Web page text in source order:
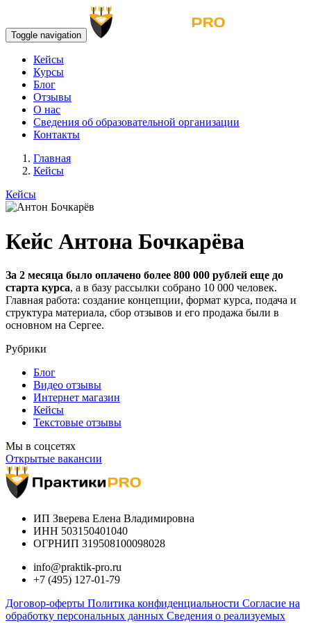
Toggle navigation
Кейсы
Курсы
Блог
Отзывы
О нас
Сведения об образовательной организации
Контакты
Главная
Кейсы
Кейсы
Кейс Антона Бочкарёва
За 2 месяца было оплачено более 800 000 рублей еще до
старта курса, а в базу рассылки собрано 10 000 человек.
Главная работа: создание концепции, формат курса, подача и
структура материала, сбор отзывов и его продажа были в
основном на Сергее.
Рубрики
Блог
Видео отзывы
Интернет магазин
Кейсы
Текстовые отзывы
Мы в соцсетях
Открытые вакансии
ИП Зверева Елена Владимировна
ИНН 503150401040
ОГРНИП 319508100098028
info@praktik-pro.ru
+7 (495) 127-01-79
Договор-оферты Политика конфиденциальности Согласие на
обработку персональных данных Сведения о реализуемых